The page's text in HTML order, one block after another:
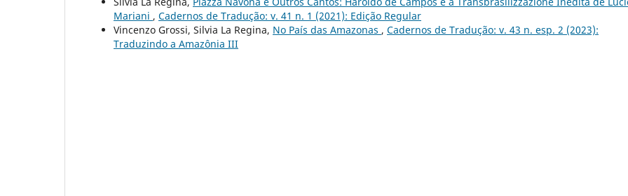
Mariani , Cadernos de Tradução: v. 41 n. 1 (2021): Edição Regular
Vincenzo Grossi, Silvia La Regina, No País das Amazonas , Cadernos de Tradução: v. 43 n. esp. 2 (2023):
Traduzindo a Amazônia III